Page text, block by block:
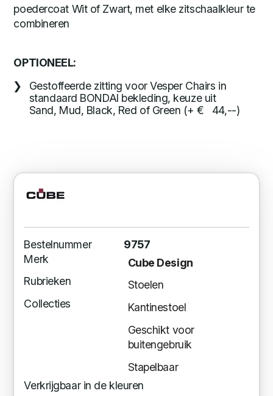
poedercoat Wit of Zwart, met elke zitschaalkleur te
combineren
OPTIONEEL:
Gestoffeerde zitting voor Vesper Chairs in
standaard BONDAI bekleding, keuze uit
Sand, Mud, Black, Red of Green (+ € 44,--)
Bestelnummer
9757
Merk
Cube Design
Rubrieken
Stoelen
Collecties
Kantinestoel
Geschikt voor
buitengebruik
Stapelbaar
Verkrijgbaar in de kleuren